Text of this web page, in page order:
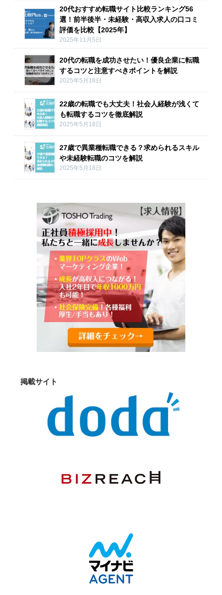
20代おすすめ転職サイト比較ランキング56
選！前半後半・未経験・高収入求人の口コミ
評価を比較【2025年】
2025年11月5日
20代の転職を成功させたい！優良企業に転職
するコツと注意すべきポイントを解説
2025年5月18日
22歳の転職でも大丈夫！社会人経験が浅くて
も転職するコツを徹底解説
2025年5月18日
27歳で異業種転職できる？求められるスキル
や未経験転職のコツを解説
2025年5月18日
掲載サイト